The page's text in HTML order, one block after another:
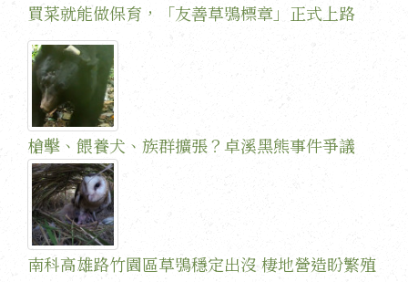
買菜就能做保育，「友善草鴞標章」正式上路
槍擊、餵養犬、族群擴張？卓溪黑熊事件爭議
南科高雄路竹園區草鴞穩定出沒 棲地營造盼繁殖